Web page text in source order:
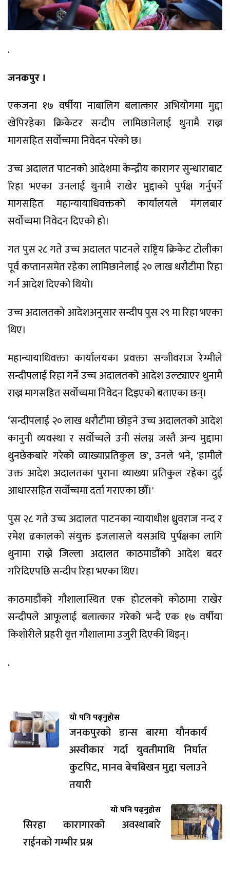
.
जनकपुर ।
एकजना १७ वर्षीया नाबालिग बलात्कार अभियोगमा मुद्दा
खेपिरहेका क्रिकेटर सन्दीप लामिछानेलाई थुनामै राख्न
मागसहित सर्वोच्चमा निवेदन परेको छ।
उच्च अदालत पाटनको आदेशमा केन्द्रीय कारागर सुन्धाराबाट
रिहा भएका उनलाई थुनामै राखेर मुद्दाको पुर्पक्ष गर्नुपर्ने
मागसहित महान्यायाधिवक्तको कार्यालयले मंगलबार
सर्वोच्चमा निवेदन दिएको हो।
गत पुस २८ गते उच्च अदालत पाटनले राष्ट्रिय क्रिकेट टोलीका
पूर्व कप्तानसमेत रहेका लामिछानेलाई २० लाख धरौटीमा रिहा
गर्न आदेश दिएको थियो।
उच्च अदालतको आदेशअनुसार सन्दीप पुस २९ मा रिहा भएका
थिए।
महान्यायाधिवक्ता कार्यालयका प्रवक्ता सन्जीवराज रेग्मीले
सन्दीपलाई रिहा गर्ने उच्च अदालतको आदेश उल्ट्याएर थुनामै
राख्न मागसहित सर्वोच्चमा निवेदन दिइएको बताएका छन्।
‘सन्दीपलाई २० लाख धरौटीमा छोड्ने उच्च अदालतको आदेश
कानुनी व्यवस्था र सर्वोच्चले उनी संलग्न जस्तै अन्य मुद्दामा
थुनछेकबारे गरेको व्याख्याप्रतिकुल छ', उनले भने, 'हामीले
उक्त आदेश अदालतका पुराना व्याख्या प्रतिकुल रहेका दुई
आधारसहित सर्वोच्चमा दर्ता गराएका छौँ।'
पुस २८ गते उच्च अदालत पाटनका न्यायाधीश ध्रुवराज नन्द र
रमेश ढकालको संयुक्त इजलासले यसअघि पुर्पक्षका लागि
थुनामा राख्ने जिल्ला अदालत काठमाडौंको आदेश बदर
गरिदिएपछि सन्दीप रिहा भएका थिए।
काठमाडौंको गौशालास्थित एक होटलको कोठामा राखेर
सन्दीपले आफूलाई बलात्कार गरेको भन्दै एक १७ वर्षीया
किशोरीले प्रहरी वृत्त गौशालामा उजुरी दिएकी थिइन्।
.
यो पनि पढ्नुहोस
जनकपुरको डान्स बारमा यौनकार्य
अस्वीकार गर्दा युवतीमाथि निर्घात
कुटपिट, मानव बेचबिखन मुद्दा चलाउने
तयारी
यो पनि पढ्नुहोस
सिरहा कारागारको अवस्थाबारे
राईनको गम्भीर प्रश्न